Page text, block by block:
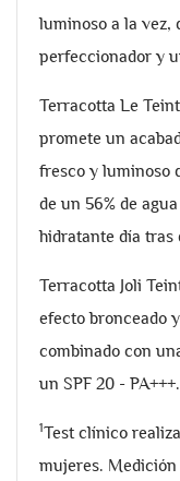
luminoso a la vez,
perfeccionador y
Terracotta Le
promete un
fresco y luminoso
de un 56% de
hidratante día tras
Terracotta Joli
efecto bronceado
combinado con
un SPF 20 - PA+++.
1Test clínico
mujeres.